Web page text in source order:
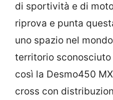
di sportività e di
riprova e punta
uno spazio nel
territorio
così la Desmo450
cross con